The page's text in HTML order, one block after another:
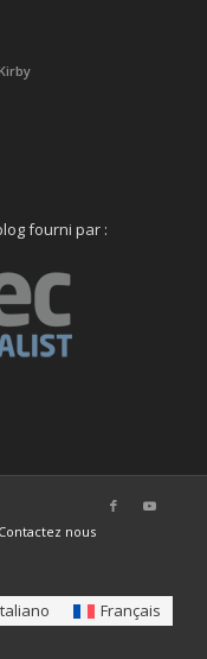
fourni par :
Contactez nous
Français